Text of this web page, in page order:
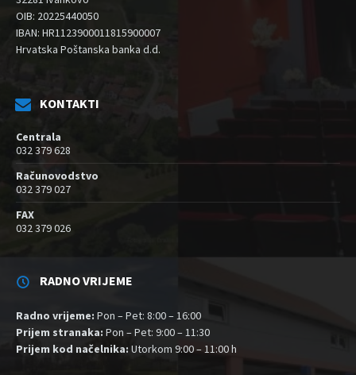
OIB: 20225440050
IBAN: HR1123900011815900007
Hrvatska Poštanska banka d.d.
KONTAKTI
Centrala
032 379 628
Računovodstvo
032 379 027
FAX
032 379 026
RADNO VRIJEME
Radno vrijeme: Pon – Pet: 8:00 – 16:00
Prijem stranaka: Pon – Pet: 9:00 – 11:30
Prijem kod načelnika: Utorkom 9:00 – 11:00 h